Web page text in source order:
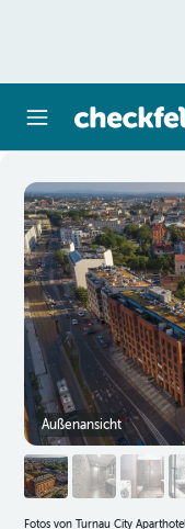
Außenansicht
Fotos von Turnau City Aparthotel